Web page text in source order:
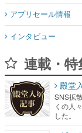
アプリセール情報
インタビュー
連載・
殿堂
SNS拡
くの人
した。